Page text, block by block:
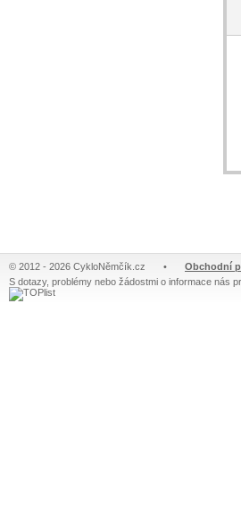
© 2012 - 2026 CykloNěmčík.cz • Obchodní
S dotazy, problémy nebo žádostmi o informace nás